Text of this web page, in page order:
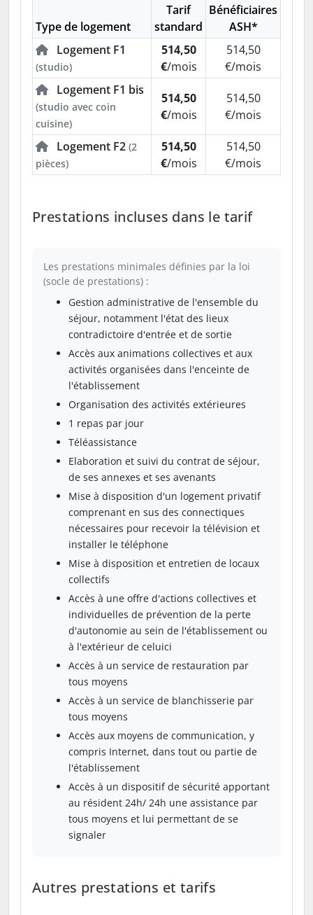
Type de logement
Tarif
standard
Bénéficiaires
ASH*
Logement F1
(studio)
514,50
€/mois
514,50
€/mois
Logement F1 bis
(studio avec coin
cuisine)
514,50
€/mois
514,50
€/mois
Logement F2 (2
pièces)
514,50
€/mois
514,50
€/mois
Prestations incluses dans le tarif
Les prestations minimales définies par la loi
(socle de prestations) :
Gestion administrative de l'ensemble du
séjour, notamment l'état des lieux
contradictoire d'entrée et de sortie
Accès aux animations collectives et aux
activités organisées dans l'enceinte de
l'établissement
Organisation des activités extérieures
1 repas par jour
Téléassistance
Elaboration et suivi du contrat de séjour,
de ses annexes et ses avenants
Mise à disposition d'un logement privatif
comprenant en sus des connectiques
nécessaires pour recevoir la télévision et
installer le téléphone
Mise à disposition et entretien de locaux
collectifs
Accès à une offre d'actions collectives et
individuelles de prévention de la perte
d'autonomie au sein de l'établissement ou
à l'extérieur de celuici
Accès à un service de restauration par
tous moyens
Accès à un service de blanchisserie par
tous moyens
Accès aux moyens de communication, y
compris Internet, dans tout ou partie de
l'établissement
Accès à un dispositif de sécurité apportant
au résident 24h/ 24h une assistance par
tous moyens et lui permettant de se
signaler
Autres prestations et tarifs